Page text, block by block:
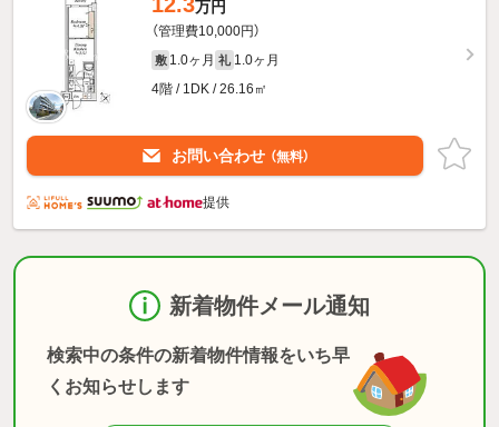
万円
（管理費10,000円）
敷 1.0ヶ月 礼 1.0ヶ月
4階 / 1DK / 26.16㎡
お問い合わせ （無料）
提供
新着物件メール通知
検索中の条件の新着物件情報をいち早
くお知らせします